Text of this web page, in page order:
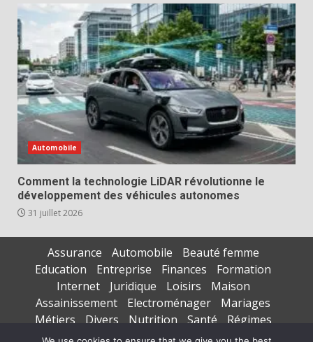
Automobile
Comment la technologie LiDAR révolutionne le
développement des véhicules autonomes
31 juillet 2026
Assurance Automobile
Beauté femme
Education
Entreprise Finances
Formation
Internet
Juridique Loisirs
Maison
Assainissement
Electroménager
Mariages
Métiers
Divers Nutrition Santé
Régimes
Seniors
Sports Vacances